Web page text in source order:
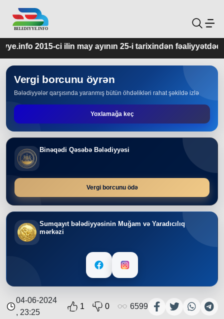
ayının 25-i tarixindən fəaliyyətdədir.
Vergi borcunu öyrən
Bələdiyyələr qarşısında yaranmış bütün öhdəlikləri rahat şəkildə izlə
Yoxlamağa keç
Binəqədi Qəsəbə Bələdiyyəsi
Vergi borcunu ödə
Sumqayıt bələdiyyəsinin Muğam və Yaradıcılıq
mərkəzi
04-06-2024
, 23:25
1 0 6599